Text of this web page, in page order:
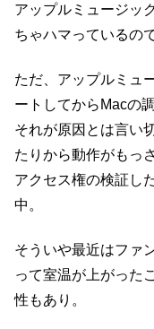
アップルミュージッ
ちゃハマっているの
ただ、アップルミュ
ートしてからMacの
それが原因とは言い
たりから動作がもっ
アクセス権の検証し
中。
そういや最近はファ
って室温が上がった
性もあり。